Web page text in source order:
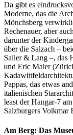
Da gibt es
Moderne, das die
Mönchsberg
Rechenauer, aber
darunter der
über die Salzach –
Sailer & Lang –, das
und Eric Maier
Pappas, das etwas
italienischen
least der Hangar-7
Salzburgers Volkmar
Am Berg: Das